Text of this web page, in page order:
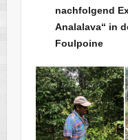
nachfolgend
Analalava“ in
Foulpoine